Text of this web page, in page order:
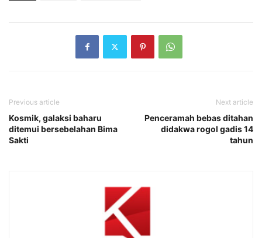
Previous article
Kosmik, galaksi baharu
ditemui bersebelahan Bima
Sakti
Next article
Penceramah bebas ditahan
didakwa rogol gadis 14
tahun